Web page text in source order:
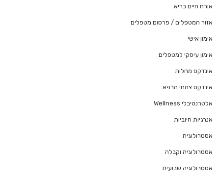
אורח חיים בריא
אזור המטפלים / פרסום מטפלים
אימון אישי
אימון עיסקי למטפלים
אינדקס מחלות
אינדקס צמחי מרפא
אלטרנטיבלי Wellness
אנרגיות חיוביות
אסטרולוגיה
אסטרולוגיה וקבלה
אסטרולוגיה שבועית